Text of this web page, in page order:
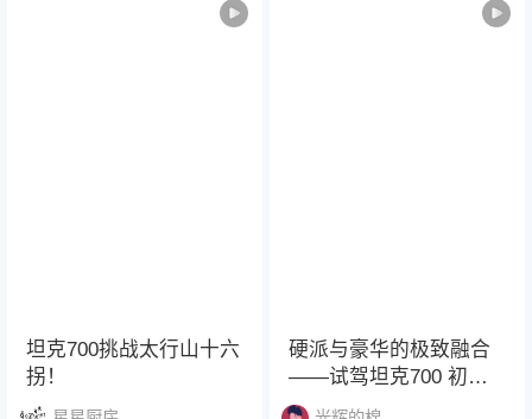
坦克700挑战太行山十六
拐！
硬派与豪华的极致融合
——试驾坦克700 初见
坦克700仿佛一头蓄势待